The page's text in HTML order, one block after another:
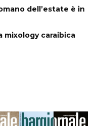
dell’estate è in
mixology caraibica